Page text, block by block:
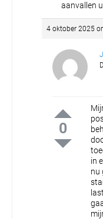
aanvallen
4 oktober 2025
0
in
nu